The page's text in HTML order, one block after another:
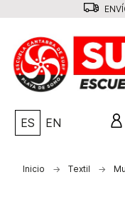
ES EN
Inicio Textil